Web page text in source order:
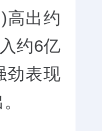
高出约
约6亿
劲表现